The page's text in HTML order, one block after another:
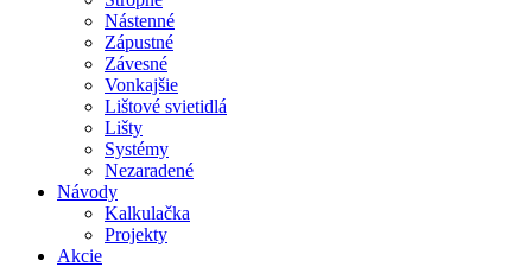
Nástenné
Zápustné
Závesné
Vonkajšie
Lištové svietidlá
Lišty
Systémy
Nezaradené
Návody
Kalkulačka
Projekty
Akcie